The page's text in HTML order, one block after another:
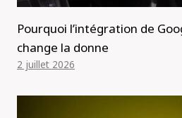
Pourquoi l’intégration de
change la donne
2 juillet 2026